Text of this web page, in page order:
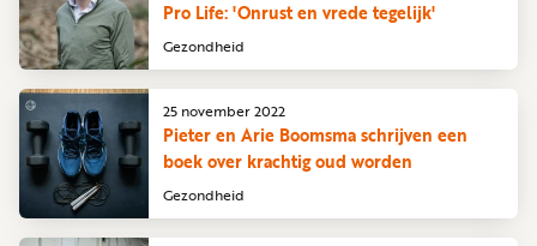
Gezondheid
Pro Life: 'Onrust en vrede tegelijk'
Gezondheid
Pieter en Arie Boomsma schrijven een
boek over krachtig oud worden
25 november 2022